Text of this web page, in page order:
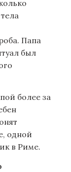
Папа
был
более за
одной
в Риме.